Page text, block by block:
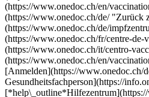
(https://www.onedoc.ch/en/
(https://www.onedoc.ch/de/ "Zurück
(https://www.onedoc.ch/de/
(https://www.onedoc.ch/fr/centre-
(https://www.onedoc.ch/it/centro-
(https://www.onedoc.ch/en/
[Anmelden](https://www.onedoc.ch/
Gesundheitsfachperson](https://